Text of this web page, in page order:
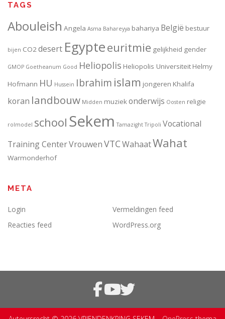
TAGS
Abouleish Angela Asma Bahareyya bahariya België bestuur
bijen CO2desert Egypteeuritmie gelijkheid gender
GMOP Goetheanum Good Heliopolis Heliopolis Universiteit Helmy
Hofmann HU Hussein Ibrahim islam jongeren Khalifa
koran landbouw Midden muziekonderwijs Oosten religie
rolmodel school Sekem Tamazight Tripoli Vocational
Training CenterVrouwenVTCWahaatWahat
Warmonderhof
META
Login
Vermeldingen feed
Reacties feed
WordPress.org